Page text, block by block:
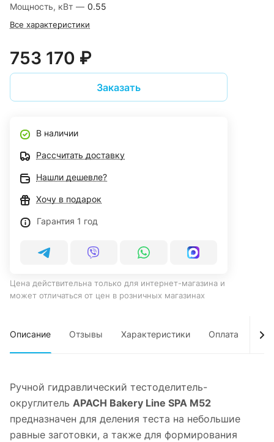
Мощность, кВт — 0.55
Все характеристики
753 170 ₽
Заказать
В наличии
Рассчитать доставку
Нашли дешевле?
Хочу в подарок
Гарантия 1 год
Цена действительна только для интернет-магазина и
может отличаться от цен в розничных магазинах
Описание Отзывы Характеристики Оплата
Ручной гидравлический тестоделитель-
округлитель APACH Bakery Line SPA M52
предназначен для деления теста на небольшие
равные заготовки, а также для формирования